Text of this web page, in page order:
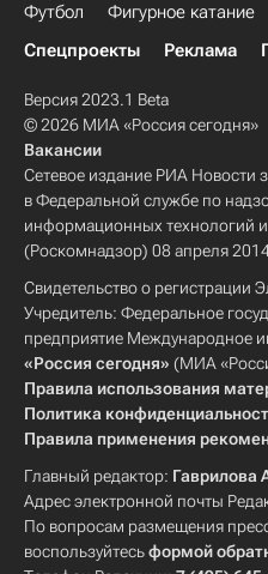
Футбол Фигурное катание
Спецпроекты
Реклама
Версия 2023.1 Beta
© 2026 МИА «Россия сегодня»
Вакансии
Сетевое издание РИА Новости
в Федеральной службе по
информационных технологий
(Роскомнадзор) 08 апреля
Свидетельство о
Учредитель: Федеральное
предприятие Международное
«Россия сегодня» (МИА
Правила использования
Политика
Правила применения
Главный редактор: Гаврилова
Адрес электронной почты
По вопросам размещения
воспользуйтесьформой